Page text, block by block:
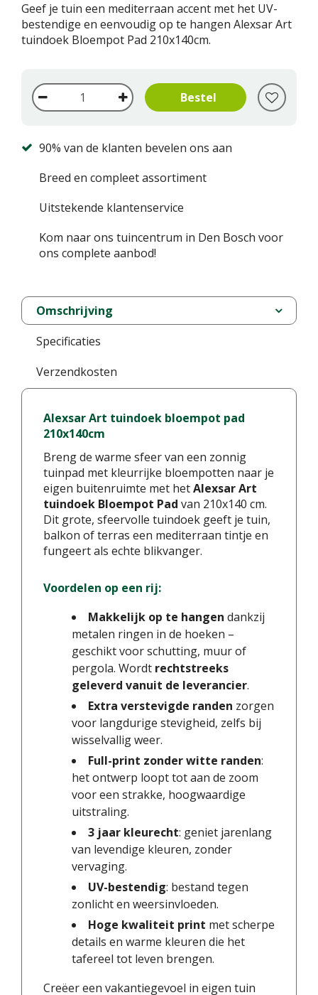
Geef je tuin een mediterraan accent met het UV-
bestendige en eenvoudig op te hangen Alexsar Art
tuindoek Bloempot Pad 210x140cm.
90% van de klanten bevelen ons aan
Breed en compleet assortiment
Uitstekende klantenservice
Kom naar ons tuincentrum in Den Bosch voor
ons complete aanbod!
Omschrijving
Specificaties
Verzendkosten
Alexsar Art tuindoek bloempot pad
210x140cm
Breng de warme sfeer van een zonnig
tuinpad met kleurrijke bloempotten naar je
eigen buitenruimte met hetAlexsar Art
tuindoek Bloempot Pad van 210x140 cm.
Dit grote, sfeervolle tuindoek geeft je tuin,
balkon of terras een mediterraan tintje en
fungeert als echte blikvanger.
Voordelen op een rij:
Makkelijk op te hangen dankzij
metalen ringen in de hoeken –
geschikt voor schutting, muur of
pergola. Wordt rechtstreeks
geleverd vanuit de leverancier.
Extra verstevigde randen zorgen
voor langdurige stevigheid, zelfs bij
wisselvallig weer.
Full-print zonder witte randen:
het ontwerp loopt tot aan de zoom
voor een strakke, hoogwaardige
uitstraling.
3 jaar kleurecht: geniet jarenlang
van levendige kleuren, zonder
vervaging.
UV-bestendig: bestand tegen
zonlicht en weersinvloeden.
Hoge kwaliteit print met scherpe
details en warme kleuren die het
tafereel tot leven brengen.
Creëer een vakantiegevoel in eigen tuin